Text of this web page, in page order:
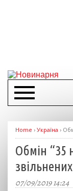
Home › Україна ›
Обмін “35
звільнених
07/09/2019 14:24